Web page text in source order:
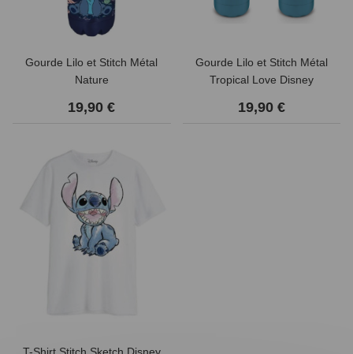
Gourde Lilo et Stitch Métal
Nature
19,90 €
Gourde Lilo et Stitch Métal
Tropical Love Disney
19,90 €